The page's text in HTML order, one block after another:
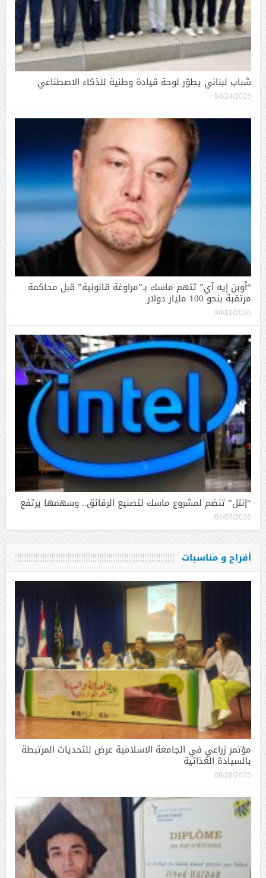
شباب لبناني يطوّر لوحة قيادة وطنية للذكاء الاصطناعي
04/24/2026
“أوبن إيه آي” تتهم ماسك بـ”مراوغة قانونية” قبل محاكمة
مرتقبة بنحو 100 مليار دولار
04/11/2026
“إنتل” تنضم لمشروع ماسك لتصنيع الرقائق.. وسهمها يرتفع
04/07/2026
أفراح و مناسبات
مؤتمر زراعي في الجامعة الاسلامية عرض للتحديات المرتبطة
بالسيادة الغذائية
09/28/2025